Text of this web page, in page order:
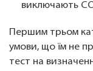
виключають
Першим трьом
умови, що їм не
тест на